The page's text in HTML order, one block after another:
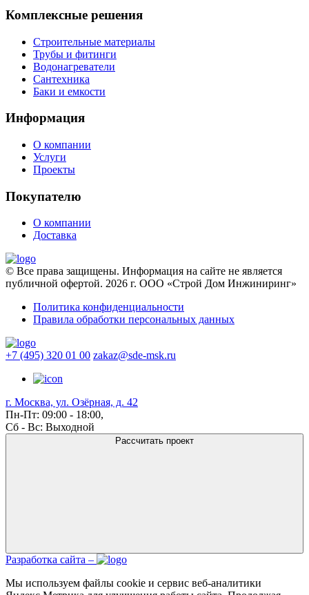
Комплексные решения
Строительные материалы
Трубы и фитинги
Водонагреватели
Сантехника
Баки и емкости
Информация
О компании
Услуги
Проекты
Покупателю
О компании
Доставка
© Все права защищены. Информация на сайте не является
публичной офертой. 2026 г. ООО «Строй Дом Инжиниринг»
Политика конфиденциальности
Правила обработки персональных данных
+7 (495) 320 01 00 zakaz@sde-msk.ru
г. Москва, ул. Озёрная, д. 42
Пн-Пт: 09:00 - 18:00,
Сб - Вс: Выходной
Рассчитать проект
Разработка сайта –
Мы используем файлы cookie и сервис веб-аналитики